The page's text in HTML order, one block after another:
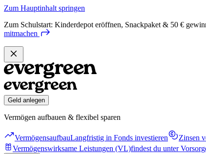
Zum Hauptinhalt springen
Zum Schulstart: Kinderdepot eröffnen, Snackpaket & 50 €
mitmachen
Geld anlegen
Vermögen aufbauen & flexibel sparen
VermögensaufbauLangfristig in Fonds investieren Zinsen
Vermögenswirksame Leistungen (VL)findest du unter